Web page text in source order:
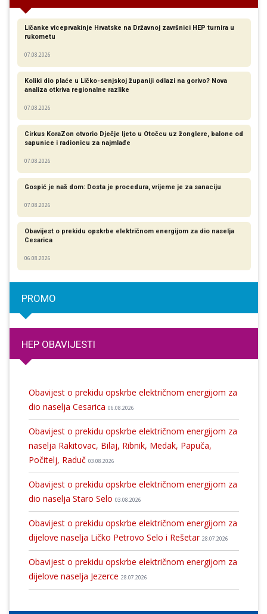
Ličanke viceprvakinje Hrvatske na Državnoj završnici HEP turnira u
rukometu
07.08.2026
Koliki dio plaće u Ličko-senjskoj županiji odlazi na gorivo? Nova
analiza otkriva regionalne razlike​
07.08.2026
Cirkus KoraZon otvorio Dječje ljeto u Otočcu uz žonglere, balone od
sapunice i radionicu za najmlađe
07.08.2026
Gospić je naš dom: Dosta je procedura, vrijeme je za sanaciju
07.08.2026
Obavijest o prekidu opskrbe električnom energijom za dio naselja
Cesarica
06.08.2026
PROMO
HEP OBAVIJESTI
Obavijest o prekidu opskrbe električnom energijom za
dio naselja Cesarica 06.08.2026
Obavijest o prekidu opskrbe električnom energijom za
naselja Rakitovac, Bilaj, Ribnik, Medak, Papuča,
Počitelj, Raduč 03.08.2026
Obavijest o prekidu opskrbe električnom energijom za
dio naselja Staro Selo 03.08.2026
Obavijest o prekidu opskrbe električnom energijom za
dijelove naselja Ličko Petrovo Selo i Rešetar 28.07.2026
Obavijest o prekidu opskrbe električnom energijom za
dijelove naselja Jezerce 28.07.2026